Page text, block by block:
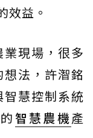
效益。
業現場，很多
法，許潪銘
慧控制系統
智慧農機產